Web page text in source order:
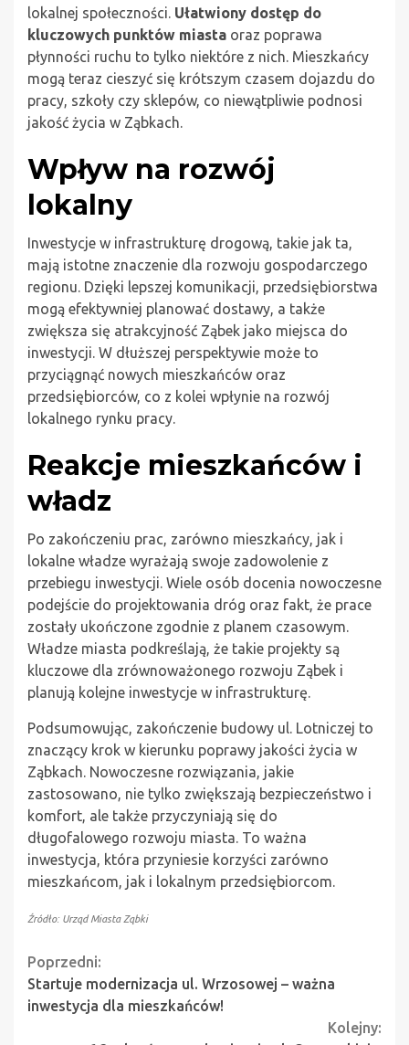
lokalnej społeczności. Ułatwiony dostęp do
kluczowych punktów miasta oraz poprawa
płynności ruchu to tylko niektóre z nich. Mieszkańcy
mogą teraz cieszyć się krótszym czasem dojazdu do
pracy, szkoły czy sklepów, co niewątpliwie podnosi
jakość życia w Ząbkach.
Wpływ na rozwój
lokalny
Inwestycje w infrastrukturę drogową, takie jak ta,
mają istotne znaczenie dla rozwoju gospodarczego
regionu. Dzięki lepszej komunikacji, przedsiębiorstwa
mogą efektywniej planować dostawy, a także
zwiększa się atrakcyjność Ząbek jako miejsca do
inwestycji. W dłuższej perspektywie może to
przyciągnąć nowych mieszkańców oraz
przedsiębiorców, co z kolei wpłynie na rozwój
lokalnego rynku pracy.
Reakcje mieszkańców i
władz
Po zakończeniu prac, zarówno mieszkańcy, jak i
lokalne władze wyrażają swoje zadowolenie z
przebiegu inwestycji. Wiele osób docenia nowoczesne
podejście do projektowania dróg oraz fakt, że prace
zostały ukończone zgodnie z planem czasowym.
Władze miasta podkreślają, że takie projekty są
kluczowe dla zrównoważonego rozwoju Ząbek i
planują kolejne inwestycje w infrastrukturę.
Podsumowując, zakończenie budowy ul. Lotniczej to
znaczący krok w kierunku poprawy jakości życia w
Ząbkach. Nowoczesne rozwiązania, jakie
zastosowano, nie tylko zwiększają bezpieczeństwo i
komfort, ale także przyczyniają się do
długofalowego rozwoju miasta. To ważna
inwestycja, która przyniesie korzyści zarówno
mieszkańcom, jak i lokalnym przedsiębiorcom.
Źródło: Urząd Miasta Ząbki
Continue
Reading
Poprzedni:
Startuje modernizacja ul. Wrzosowej – ważna
inwestycja dla mieszkańców!
Kolejny: